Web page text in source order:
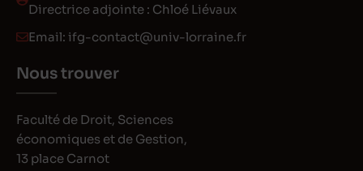
Directrice adjointe : Chloé Liévaux
Email: ifg-contact@univ-lorraine.fr
Nous trouver
Faculté de Droit, Sciences
économiques et de Gestion,
13 place Carnot